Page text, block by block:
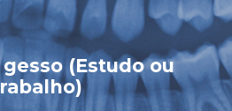
(Estudo ou